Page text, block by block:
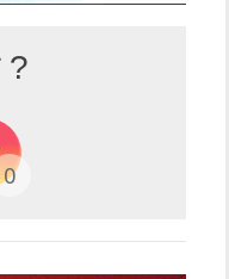
?
0